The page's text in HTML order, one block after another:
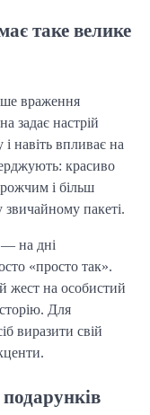
таке велике
враження
задає настрій
навіть впливає на
красиво
і більш
пакеті.
на дні
«просто так».
жест на особистий
Для
виразити свій
подарунків